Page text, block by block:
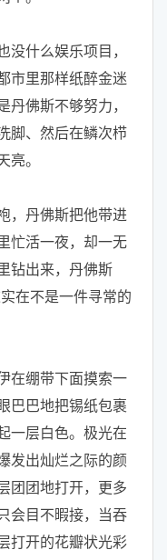
没什么娱乐项目，
市里那样纸醉金迷
丹佛斯不够努力，
脚、然后在鳞次栉
亮。
，丹佛斯把他带进
忙活一夜，却一无
钻出来，丹佛斯
在不是一件寻常的
在绷带下面摸索一
巴巴地把锡纸包裹
一层白色。极光在
发出灿烂之际的颜
团团地打开，更多
会目不暇接，当吞
打开的花瓣状光彩